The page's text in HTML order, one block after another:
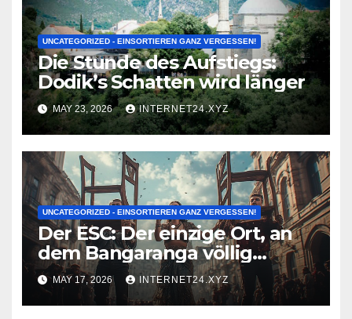
UNCATEGORIZED - EINSORTIEREN GANZ VERGESSEN!
Die Stunde des Aufstiegs:
Dodik’s Schatten wird länger
MAY 23, 2026 INTERNET24.XYZ
UNCATEGORIZED - EINSORTIEREN GANZ VERGESSEN!
Der ESC: Der einzige Ort, an
dem Bangaranga völlig
normal wirkt!
MAY 17, 2026 INTERNET24.XYZ